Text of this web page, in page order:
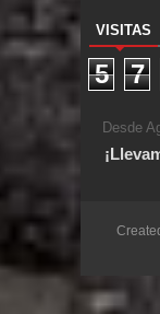
VISITAS
5 7
Desde